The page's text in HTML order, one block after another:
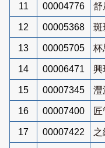
11 00004776 舒
12 00005368 斑
13 00005705 杯
14 00006471 興
15 00007345 灃
16 00007400
17 00007422 之